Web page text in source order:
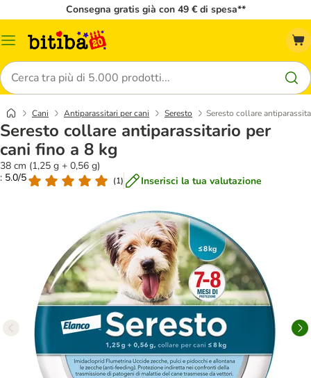
Consegna gratis già con 49 € di spesa**
Overview
Cerca
Cani Antiparassitari per cani Seresto Seresto collare
Seresto collare antiparassitario per
cani fino a 8 kg
38 cm (1,25 g + 0,56 g)
: 5.0/5
(1) Inserisci la tua valutazione